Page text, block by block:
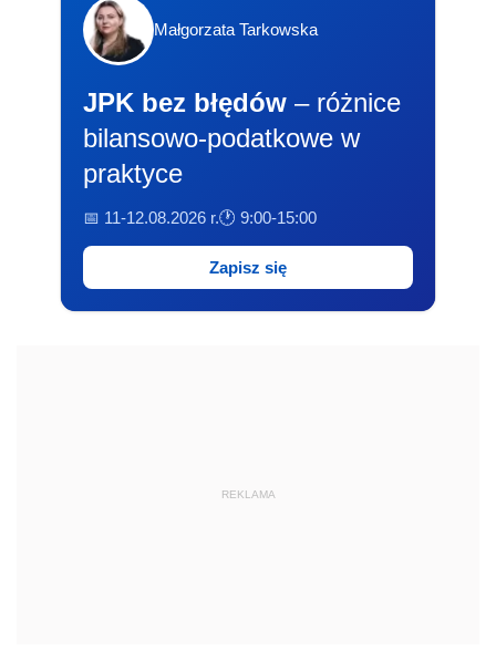
Małgorzata Tarkowska
JPK bez błędów – różnice
bilansowo-podatkowe w
praktyce
📅 11-12.08.2026 r.🕐 9:00-15:00
Zapisz się
REKLAMA